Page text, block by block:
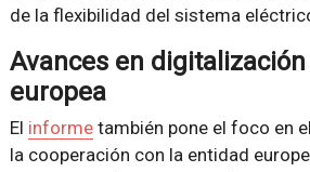
de la flexibilidad del sistema
Avances en
europea
El informetambién pone el foco en
la cooperación con la entidad